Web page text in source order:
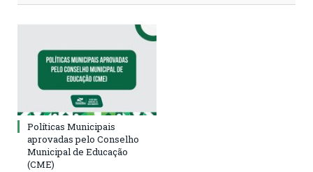
Políticas Municipais
aprovadas pelo Conselho
Municipal de Educação
(CME)